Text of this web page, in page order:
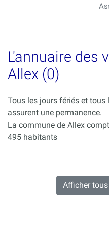
L'annuaire des
Allex (0)
Tous les jours fériés et tous
assurent une permanence.
La commune de Allex
495 habitants
Afficher